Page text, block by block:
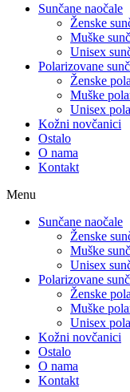
Sunčane naočale
Ženske
Muške
Unisex
Polarizovane
Ženske
Muške
Unisex
Kožni novčanici
Ostalo
O nama
Kontakt
Menu
Sunčane naočale
Ženske
Muške
Unisex
Polarizovane
Ženske
Muške
Unisex
Kožni novčanici
Ostalo
O nama
Kontakt